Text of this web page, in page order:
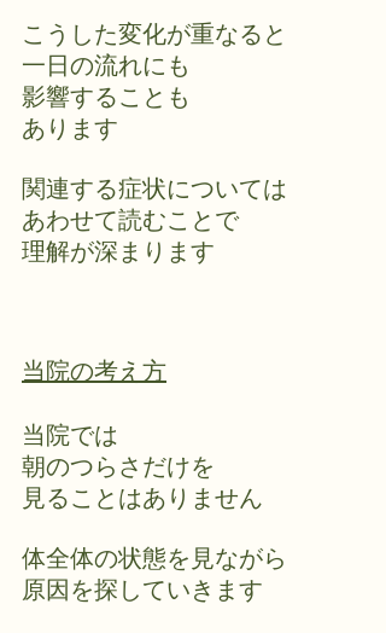
こうした変化が重なると
一日の流れにも
影響することも
あります
関連する症状については
あわせて読むことで
理解が深まります
当院の考え方
当院では
朝のつらさだけを
見ることはありません
体全体の状態を見ながら
原因を探していきます